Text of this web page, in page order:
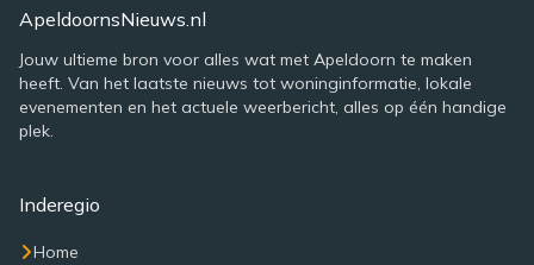
ApeldoornsNieuws.nl
Jouw ultieme bron voor alles wat met Apeldoorn te maken
heeft. Van het laatste nieuws tot woninginformatie, lokale
evenementen en het actuele weerbericht, alles op één handige
plek.
Inderegio
Home